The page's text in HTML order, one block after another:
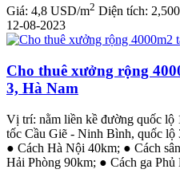
Giá: 4,8 USD/m2 Diện tích:
12-08-2023
Cho thuê xưởng rộng
3, Hà Nam
Vị trí: nằm liền kề đường quốc lộ
tốc Cầu Giẽ - Ninh Bình, quốc lộ
● Cách Hà Nội 40km; ● Cách
Hải Phòng 90km; ● Cách ga Phủ